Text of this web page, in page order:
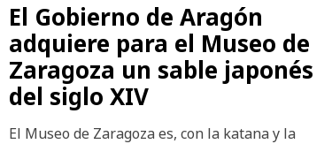
El Gobierno de Aragón
adquiere para el Museo de
Zaragoza un sable japonés
del siglo XIV
El Museo de Zaragoza es, con la katana y la